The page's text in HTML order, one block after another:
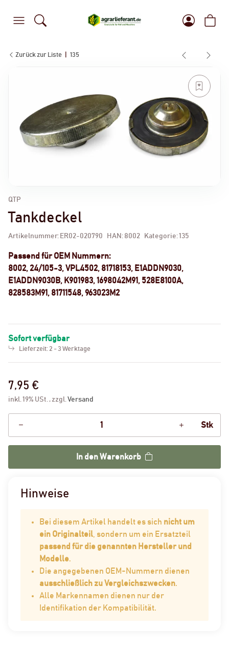
Zurück zur Liste 135
QTP
Tankdeckel
Artikelnummer: ER02-020790 HAN: 8002 Kategorie:135
Passend für OEM Nummern:
8002, 24/105-3, VPL4502, 81718153, E1ADDN9030,
E1ADDN9030B, K901983, 1698042M91, 528E8100A,
828583M91, 81711548, 963023M2
Sofort verfügbar
Lieferzeit: 2 - 3 Werktage
7,95 €
inkl. 19% USt. , zzgl.Versand
Stk
In den Warenkorb
Hinweise
Bei diesem Artikel handelt es sich nicht um
ein Originalteil , sondern um ein Ersatzteil
passend für die genannten Hersteller und
Modelle.
Die angegebenen OEM-Nummern dienen
ausschließlich zu Vergleichszwecken.
Alle Markennamen dienen nur der
Identifikation der Kompatibilität.